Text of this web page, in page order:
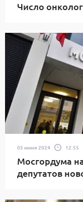
Число
05 июня 2024 12:55
Мосгордума
депутатов